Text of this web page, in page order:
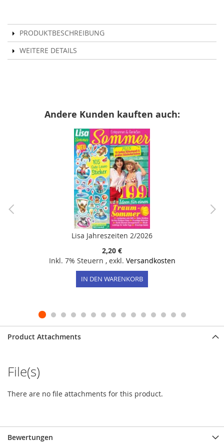
PRODUKTBESCHREIBUNG
WEITERE DETAILS
Andere Kunden kauften auch:
Lisa Jahreszeiten 2/2026
2,20 €
Inkl. 7% Steuern , exkl. Versandkosten
IN DEN WARENKORB
Product Attachments
File(s)
There are no file attachments for this product.
Bewertungen